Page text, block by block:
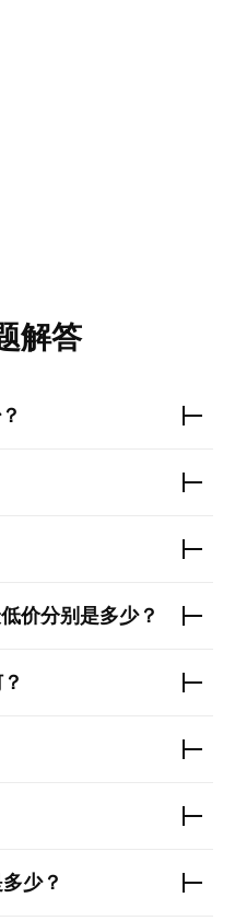
解答
价分别是多少？
少？